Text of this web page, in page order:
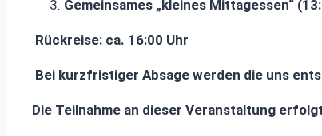
Gemeinsames „kleines Mittagessen“
Rückreise: ca. 16:00 Uhr
Bei kurzfristiger Absage werden die uns
Die Teilnahme an dieser Veranstaltung